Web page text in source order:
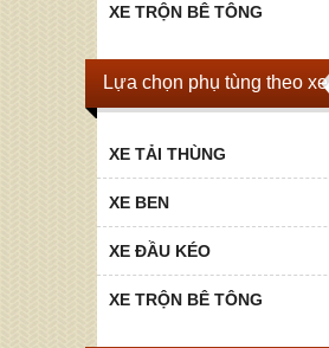
XE TRỘN BÊ TÔNG
Lựa chọn phụ tùng theo xe
XE TẢI THÙNG
XE BEN
XE ĐẦU KÉO
XE TRỘN BÊ TÔNG